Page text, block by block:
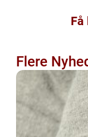
Flere